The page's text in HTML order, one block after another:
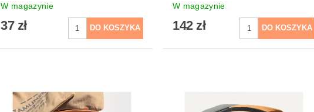
W magazynie
37 zł
W magazynie
142 zł